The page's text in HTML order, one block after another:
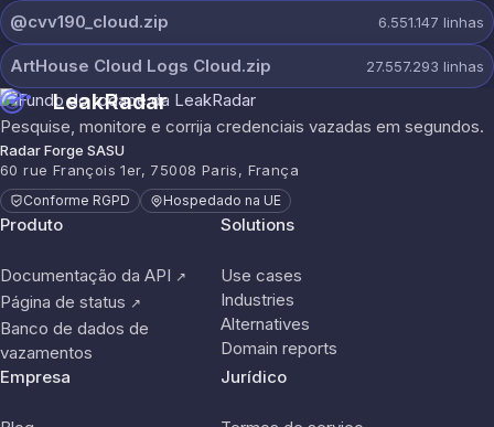
@cvv190_cloud.zip 6.551.147 linhas
ArtHouse Cloud Logs Cloud.zip 27.557.293 linhas
LeakRadar
Pesquise, monitore e corrija credenciais vazadas em segundos.
Radar Forge SASU
60 rue François 1er, 75008 Paris, França
Conforme RGPD Hospedado na UE
Produto
Documentação da API ↗
Página de status ↗
Banco de dados de
vazamentos
Solutions
Use cases
Industries
Alternatives
Domain reports
Empresa
Jurídico